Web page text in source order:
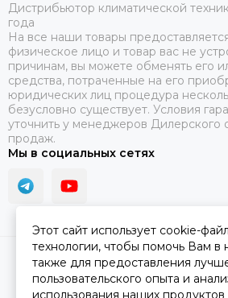
Дистрибьютор климатической
года
На все наши товары
физическое лицо и товар вас не
причинам, вы можете обменять его
средства, потраченные на его
юридических лиц процедура
безусловно существует. Условия
уточнить у менеджеров Дилерского
продаж.
Мы в социальных сетях
2026 © ПЯТЫЙ СЕЗОН.
Этот сайт использует cookie-
технологии, чтобы помочь Вам в
также для предоставления
пользовательского опыта и
использования наших продуктов